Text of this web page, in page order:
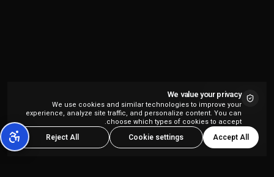
We value your privacy
We use cookies and similar technologies to improve your
experience, analyze site traffic, and personalize content. You can
choose which types of cookies to accept.
Accept All
Cookie settings
Reject All